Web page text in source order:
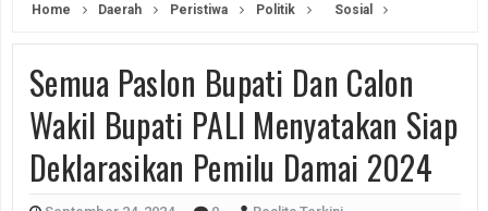
Home Daerah Peristiwa Politik Sosial
Semua Paslon Bupati Dan Calon
Wakil Bupati PALI Menyatakan Siap
Deklarasikan Pemilu Damai 2024